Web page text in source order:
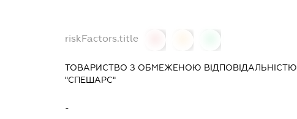
riskFactors.title
ТОВАРИСТВО З ОБМЕЖЕНОЮ ВІДПОВІДАЛЬНІСТЮ
"СПЕШАРС"
-